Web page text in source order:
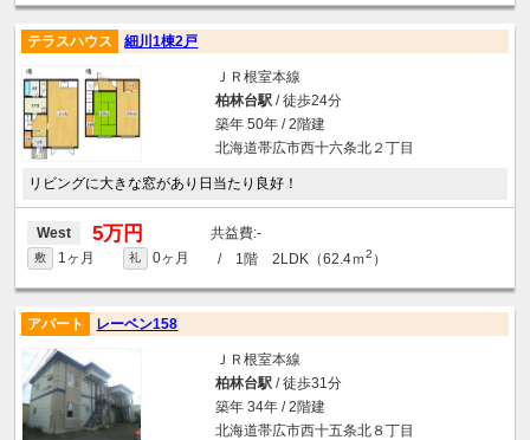
テラスハウス 細川1棟2戸
ＪＲ根室本線
柏林台駅/ 徒歩24分
築年 50年 / 2階建
北海道帯広市西十六条北２丁目
リビングに大きな窓があり日当たり良好！
West 5万円 -
敷 1ヶ月 礼 0ヶ月 / 1階 2LDK（62.4ｍ2 ）
アパート レーベン158
ＪＲ根室本線
柏林台駅/ 徒歩31分
築年 34年 / 2階建
北海道帯広市西十五条北８丁目